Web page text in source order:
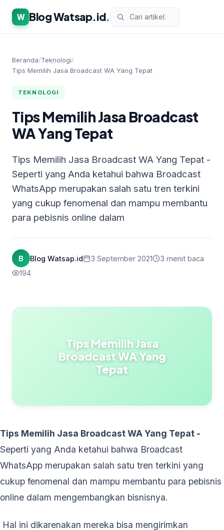
W Blog Watsap.id.
Beranda/Teknologi/
Tips Memilih Jasa Broadcast WA Yang Tepat
TEKNOLOGI
Tips Memilih Jasa Broadcast
WA Yang Tepat
Tips Memilih Jasa Broadcast WA Yang Tepat -
Seperti yang Anda ketahui bahwa Broadcast
WhatsApp merupakan salah satu tren terkini
yang cukup fenomenal dan mampu membantu
para pebisnis online dalam
B Blog Watsap.id 3 September 2021
3 menit baca
194
Tips Memilih Jasa
Broadcast WA Yang
Tepat
Tips Memilih Jasa Broadcast WA Yang Tepat -
Seperti yang Anda ketahui bahwa Broadcast
WhatsApp merupakan salah satu tren terkini yang
cukup fenomenal dan mampu membantu para pebisnis
online dalam mengembangkan bisnisnya.
Hal ini dikarenakan mereka bisa mengirimkan